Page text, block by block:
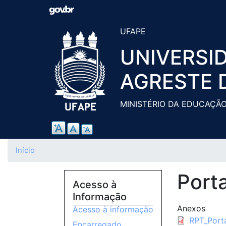
UFAPE
AGRESTE
MINISTÉRIO DA
Início
Anexos
Acesso à
Informação
Acesso à informação